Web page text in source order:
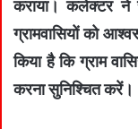
कराया। कलेक्टर ने
ग्रामवासियों को
किया है कि ग्राम
करना सुनिश्चित करें।